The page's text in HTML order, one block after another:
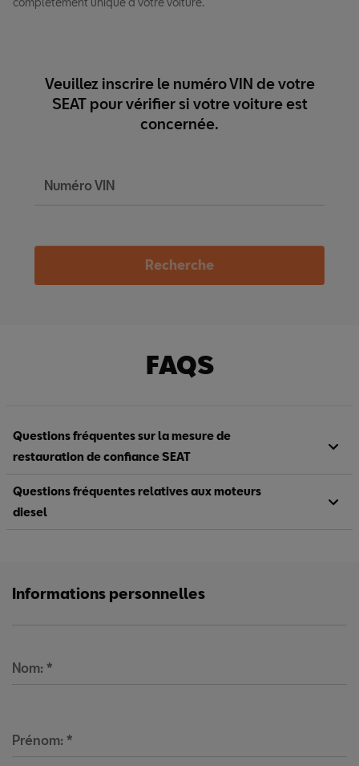
FAQS
Questions fréquentes sur la mesure de
restauration de confiance SEAT
Questions fréquentes relatives aux moteurs
diesel
Informations personnelles
Nom: *
Prénom: *